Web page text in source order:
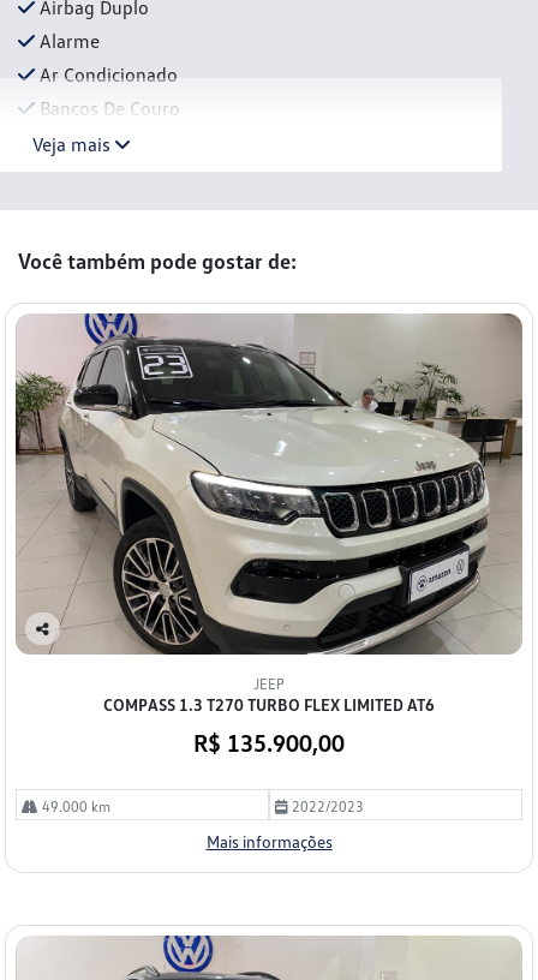
Airbag Duplo
Alarme
Ar Condicionado
Bancos De Couro
Veja mais
Você também pode gostar de:
Co
JEEP
COMPASS 1.3 T270 TURBO FLEX LIMITED AT6
R$ 135.900,00
49.000 km 2022/2023
Mais informações